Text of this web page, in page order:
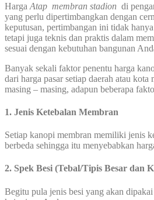
Harga Atap membran stadion di
yang perlu dipertimbangkan dengan
keputusan, pertimbangan ini tidak
tetapi juga teknis dan praktis dalam
sesuai dengan kebutuhan bangunan
Banyak sekali faktor penentu harga
dari harga pasar setiap daerah atau
masing – masing, adapun beberapa
1. Jenis Ketebalan Membran
Setiap kanopi membran memiliki jenis
berbeda sehingga itu menyebabkan
2. Spek Besi (Tebal/Tipis Besar dan
Begitu pula jenis besi yang akan